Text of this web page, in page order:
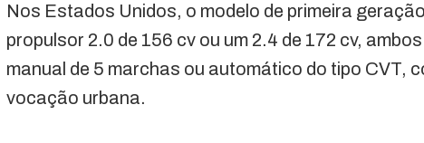
Nos Estados Unidos, o modelo de primeira
propulsor 2.0 de 156 cv ou um 2.4 de 172 cv,
manual de 5 marchas ou automático do tipo CVT,
vocação urbana.